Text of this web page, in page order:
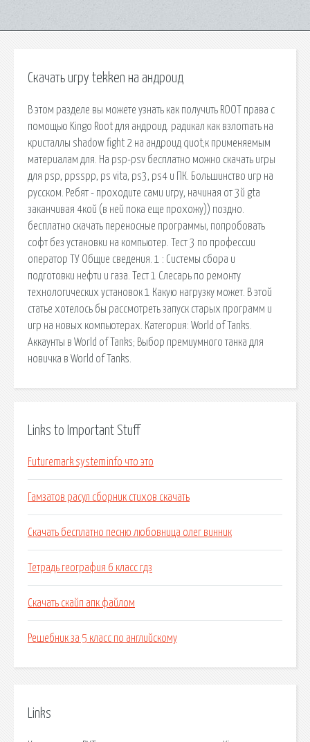
Скачать игру tekken на андроид
В этом разделе вы можете узнать как получить ROOT права с
помощью Kingo Root для андроид. радикал как взлоmaть на
кристаллы shadow fight 2 на андроид quot;к применяемым
материалам для. На psp-psv бесплатно можно скачать игры
для psp, ppsspp, ps vita, ps3, ps4 и ПК. Большинство игр на
русском. Ребят - проходите сами игру, начиная от 3й gta
заканчивая 4кой (в ней пока еще прохожу)) поздно.
бесплатно скачать переносные программы, попробовать
софт без установки на компьютер. Тест 3 по профессии
оператор ТУ Общие сведения. 1 : Системы сбора и
подготовки нефти и газа. Тест 1 Слесарь по ремонту
технологических установок 1 Какую нагрузку может. В этой
статье хотелось бы рассмотреть запуск старых программ и
игр на новых компьютерах. Категория: World of Tanks.
Аккаунты в World of Tanks; Выбор премиумного танка для
новичка в World of Tanks.
Links to Important Stuff
Futuremark systeminfo что это
Гамзатов расул сборник стихов скачать
Скачать бесплатно песню любовница олег винник
Тетрадь география 6 класс гдз
Скачать скайп апк файлом
Решебник за 5 класс по английскому
Links